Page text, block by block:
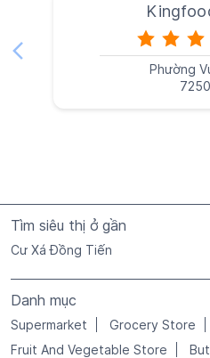
Phường
Tìm siêu thị ở gần
Cư Xá Đồng Tiến
Danh mục
Supermarket Grocery Store
Fruit And Vegetable Store